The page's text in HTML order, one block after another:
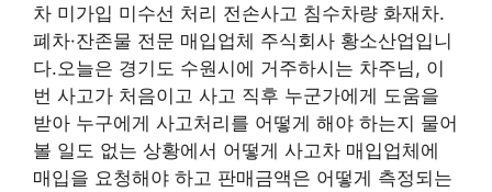
차 미가입 미수선 처리 전손사고 침수차량 화재차.
폐차·잔존물 전문 매입업체 주식회사 황소산업입니
다.오늘은 경기도 수원시에 거주하시는 차주님, 이
번 사고가 처음이고 사고 직후 누군가에게 도움을
받아 누구에게 사고처리를 어떻게 해야 하는지 물어
볼 일도 없는 상황에서 어떻게 사고차 매입업체에
매입을 요청해야 하고 판매금액은 어떻게 측정되는